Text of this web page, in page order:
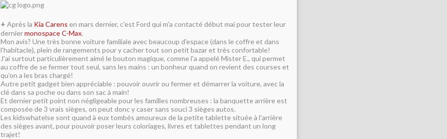
+ Après la Kia Carens en mars dernier, c'est Ford qui m'a contacté début mai pour tester leur
derniermonospace C-Max.
Mon avis? Une très bonne voiture familiale avec beaucoup d'espace (dans le coffre et dans
l'habitacle), plein de rangements pour y cacher tout son petit bazar et très confortable!
J'ai surtout particulièrement aimé le bouton magique, comme l'a appelé Mister E., qui permet
au coffre de se fermer tout seul, sans les mains : un bonheur quand on revient des courses et
qu'on a les bras chargé!
Autre petit gadget bien appréciable : pouvoir ouvrir ou fermer et démarrer la voiture, avec la
clé dans sa poche ou dans son sac à main!
Et dernier petit point non négligeable pour les familles nombreuses : la banquette arrière est
composée de 3 vrais sièges, on peut donc y caser sans souci 3 sièges autos.
Les kidswhatelse sont quand à eux tombés amoureux de la petite tablette située à l'arrière
des sièges avant, pour pouvoir poser leurs coloriages, livres et tablettes pendant un long
trajet!